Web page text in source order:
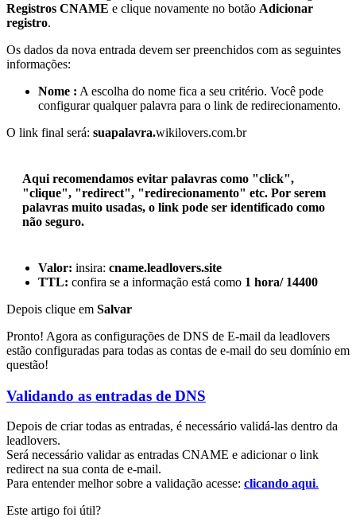
Registros CNAME e clique novamente no botão Adicionar
registro.
Os dados da nova entrada devem ser preenchidos com as seguintes
informações:
Nome : A escolha do nome fica a seu critério. Você pode
configurar qualquer palavra para o link de redirecionamento.
O link final será: suapalavra.wikilovers.com.br
Aqui recomendamos evitar palavras como "click",
"clique", "redirect", "redirecionamento" etc. Por serem
palavras muito usadas, o link pode ser identificado como
não seguro.
Valor: insira: cname.leadlovers.site
TTL: confira se a informação está como 1 hora/ 14400
Depois clique em Salvar
Pronto! Agora as configurações de DNS de E-mail da leadlovers
estão configuradas para todas as contas de e-mail do seu domínio em
questão!
Validando as entradas de DNS
Depois de criar todas as entradas, é necessário validá-las dentro da
leadlovers.
Será necessário validar as entradas CNAME e adicionar o link
redirect na sua conta de e-mail.
Para entender melhor sobre a validação acesse: clicando aqui.
Este artigo foi útil?